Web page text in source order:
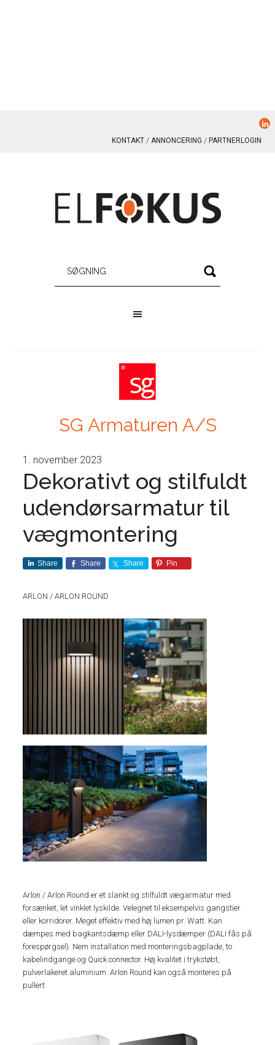
KONTAKT ANNONCERING PARTNERLOGIN
SG Armaturen A/S
1. november 2023
Dekorativt og stilfuldt
udendørsarmatur til
vægmontering
Share Share Share Pin
ARLON / ARLON ROUND
Arlon / Arlon Round er et slankt og stilfuldt vægarmatur med
forsænket, let vinklet lyskilde. Velegnet til eksempelvis gangstier
eller korridorer. Meget effektiv med høj lumen pr. Watt. Kan
dæmpes med bagkantsdæmp eller DALI-lysdæmper (DALI fås på
forespørgsel). Nem installation med monteringsbagplade, to
kabelindgange og Quick connector. Høj kvalitet i trykstøbt,
pulverlakeret aluminium. Arlon Round kan også monteres på
pullert.